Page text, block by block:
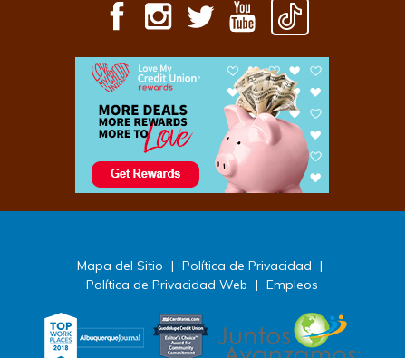
Mapa del Sitio | Política de Privacidad |
Política de Privacidad Web | Empleos